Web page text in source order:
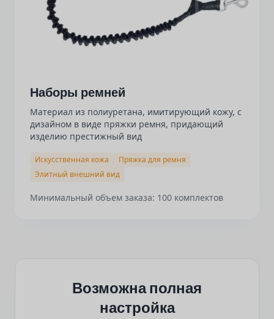
Наборы ремней
Материал из полиуретана, имитирующий кожу, с
дизайном в виде пряжки ремня, придающий
изделию престижный вид
Искусственная кожа
Пряжка для ремня
Элитный внешний вид
Минимальный объем заказа: 100 комплектов
Возможна полная
настройка